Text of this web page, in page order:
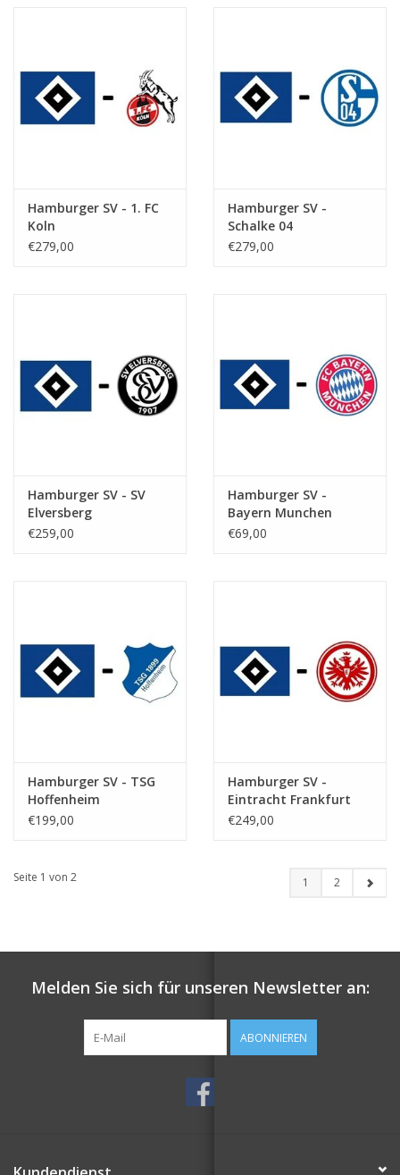
Hamburger SV - 1. FC
Koln
€279,00
Hamburger SV -
Schalke 04
€279,00
Hamburger SV - SV
Elversberg
€259,00
Hamburger SV -
Bayern Munchen
€69,00
Hamburger SV - TSG
Hoffenheim
€199,00
Hamburger SV -
Eintracht Frankfurt
€249,00
Seite 1 von 2 1 2
Melden Sie sich für unseren Newsletter an:
ABONNIEREN